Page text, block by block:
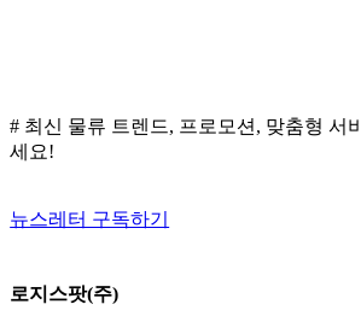
# 최신 물류 트렌드, 프로모션, 맞춤형 서
세요!
뉴스레터 구독하기
로지스팟(주)